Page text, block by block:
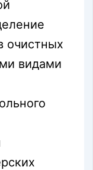
очистных
видами